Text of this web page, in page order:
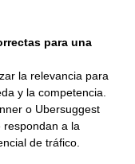
para una
la relevancia para
y la competencia.
o Ubersuggest
respondan a la
de tráfico.